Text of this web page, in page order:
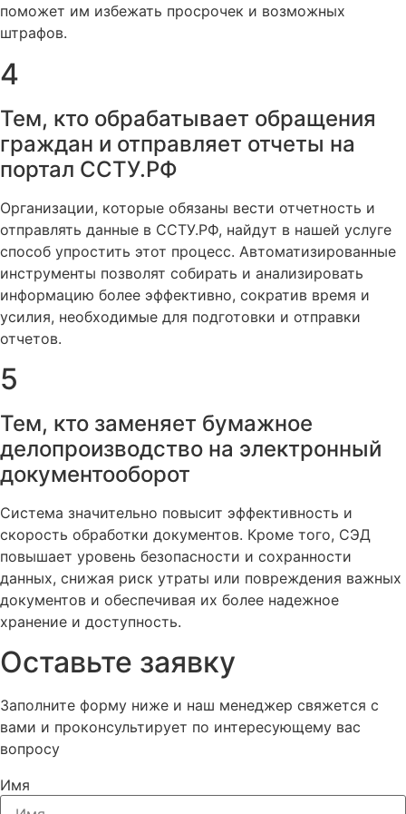
поможет им избежать просрочек и возможных
штрафов.
4
Тем, кто обрабатывает обращения
граждан и отправляет отчеты на
портал ССТУ.РФ
Организации, которые обязаны вести отчетность и
отправлять данные в ССТУ.РФ, найдут в нашей услуге
способ упростить этот процесс. Автоматизированные
инструменты позволят собирать и анализировать
информацию более эффективно, сократив время и
усилия, необходимые для подготовки и отправки
отчетов.
5
Тем, кто заменяет бумажное
делопроизводство на электронный
документооборот
Система значительно повысит эффективность и
скорость обработки документов. Кроме того, СЭД
повышает уровень безопасности и сохранности
данных, снижая риск утраты или повреждения важных
документов и обеспечивая их более надежное
хранение и доступность.
Оставьте заявку
Заполните форму ниже и наш менеджер свяжется с
вами и проконсультирует по интересующему вас
вопросу
Имя